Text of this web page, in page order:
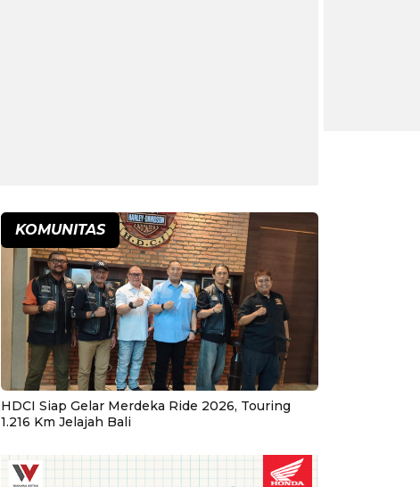
KOMUNITAS
HDCI Siap Gelar Merdeka Ride 2026, Touring
1.216 Km Jelajah Bali